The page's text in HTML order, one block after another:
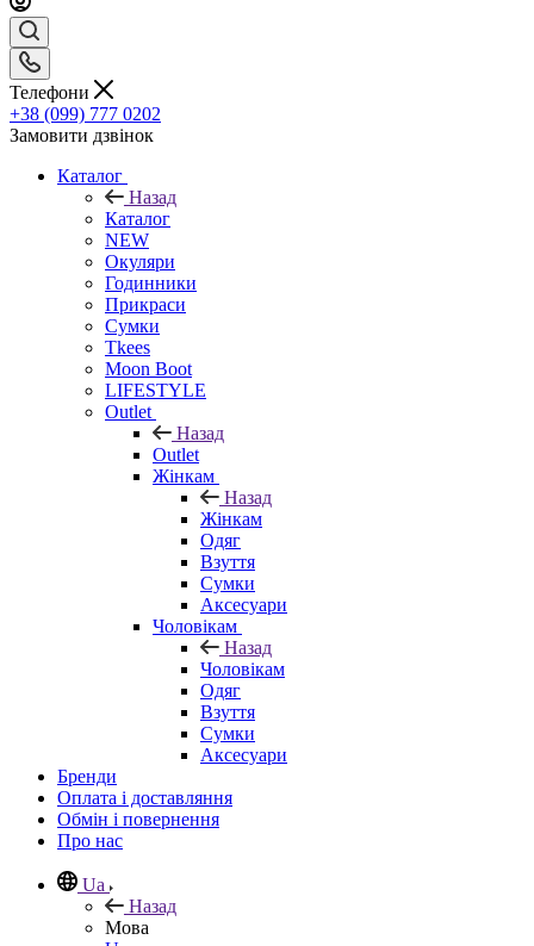
Телефони
+38 (099) 777 0202
Замовити дзвінок
Каталог
Назад
Каталог
NEW
Окуляри
Годинники
Прикраси
Сумки
Tkees
Moon Boot
LIFESTYLE
Outlet
Назад
Outlet
Жінкам
Назад
Жінкам
Одяг
Взуття
Сумки
Аксесуари
Чоловікам
Назад
Чоловікам
Одяг
Взуття
Сумки
Аксесуари
Бренди
Оплата і доставляння
Обмін і повернення
Про нас
Ua
Назад
Мова